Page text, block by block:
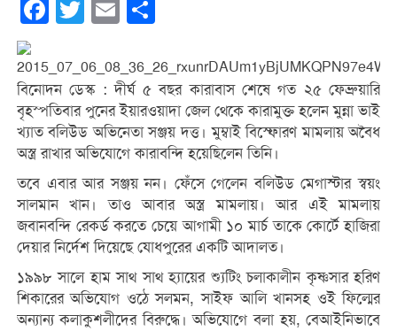
Facebook
Twitter Email
বিনোদন ডেস্ক : দীর্ঘ ৫ বছর কারাবাস শেষে গত ২৫ ফেব্রুয়ারি
বৃহস্পতিবার পুনের ইয়ারওয়াদা জেল থেকে কারামুক্ত হলেন মুন্না ভাই
খ্যাত বলিউড অভিনেতা সঞ্জয় দত্ত। মুম্বাই বিস্ফোরণ মামলায় অবৈধ
অস্ত্র রাখার অভিযোগে কারাবন্দি হয়েছিলেন তিনি।
তবে এবার আর সঞ্জয় নন। ফেঁসে গেলেন বলিউড মেগাস্টার স্বয়ং
সালমান খান। তাও আবার অস্ত্র মামলায়। আর এই মামলায়
জবানবন্দি রেকর্ড করতে চেয়ে আগামী ১০ মার্চ তাকে কোর্টে হাজিরা
দেয়ার নির্দেশ দিয়েছে যোধপুরের একটি আদালত।
১৯৯৮ সালে হাম সাথ সাথ হ্যায়ের শ্যুটিং চলাকালীন কৃষ্ণসার হরিণ
শিকারের অভিযোগ ওঠে সলমন, সাইফ আলি খানসহ ওই ফিল্মের
অন্যান্য কলাকুশলীদের বিরুদ্ধে। অভিযোগে বলা হয়, বেআইনিভাবে